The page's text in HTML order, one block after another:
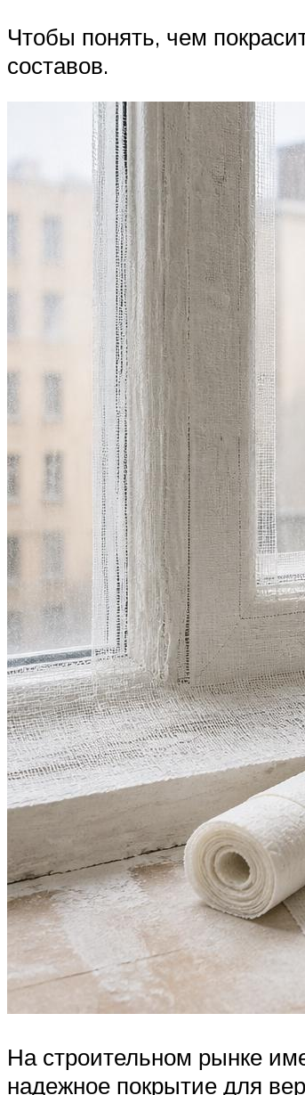
Чтобы понять, чем
составов.
На строительном рынке
надежное покрытие для